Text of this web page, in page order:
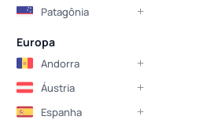
Patagônia
Europa
Andorra
Áustria
Espanha